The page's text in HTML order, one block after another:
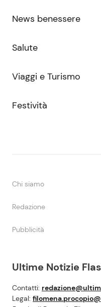
Ultime Notizie
Contatti:
Legal:
News benessere
Salute
Viaggi e Turismo
Festività
Chi siamo
Redazione
Pubblicità